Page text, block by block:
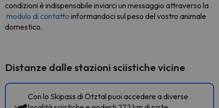
condizioni è indispensabile inviarci un messaggio attraverso la
modulo di contatto informandoci sul peso del vostro animale
domestico.
Distanze dalle stazioni sciistiche vicine
Con lo Skipass di Ötztal puoi accedere a diverse